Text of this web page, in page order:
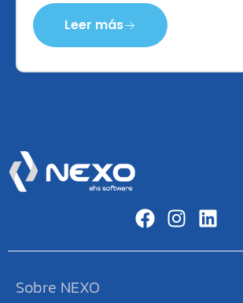
Leer más
Sobre NEXO